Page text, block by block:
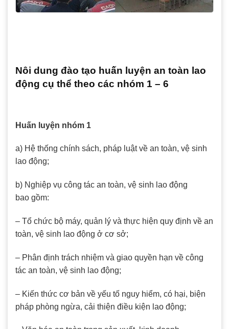
Nôi dung đào tạo huấn luyện an toàn lao
động cụ thể theo các nhóm 1 – 6
Huấn luyện nhóm 1
a) Hệ thống chính sách, pháp luật về an toàn, vệ sinh
lao động;
b) Nghiệp vụ công tác an toàn, vệ sinh lao động
bao gồm:
– Tổ chức bộ máy, quản lý và thực hiện quy định về an
toàn, vệ sinh lao động ở cơ sở;
– Phân định trách nhiệm và giao quyền hạn về công
tác an toàn, vệ sinh lao động;
– Kiến thức cơ bản về yếu tố nguy hiểm, có hại, biện
pháp phòng ngừa, cải thiện điều kiện lao động;